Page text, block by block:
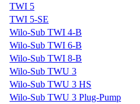
TWI 5
TWI 5-SE
Wilo-Sub TWI 4-B
Wilo-Sub TWI 6-B
Wilo-Sub TWI 8-B
Wilo-Sub TWU 3
Wilo-Sub TWU 3 HS
Wilo-Sub TWU 3 Plug-Pump